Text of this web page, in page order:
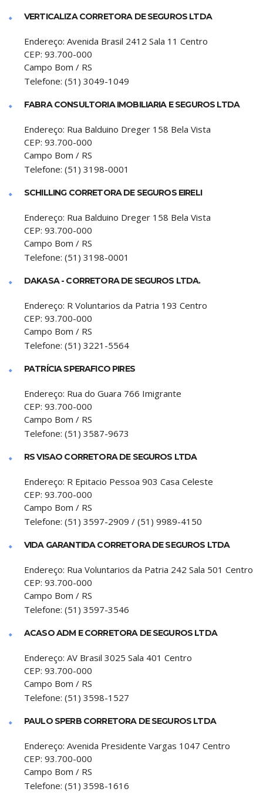
VERTICALIZA CORRETORA DE SEGUROS LTDA
Endereço: Avenida Brasil 2412 Sala 11 Centro
CEP: 93.700-000
Campo Bom / RS
Telefone: (51) 3049-1049
FABRA CONSULTORIA IMOBILIARIA E SEGUROS LTDA
Endereço: Rua Balduino Dreger 158 Bela Vista
CEP: 93.700-000
Campo Bom / RS
Telefone: (51) 3198-0001
SCHILLING CORRETORA DE SEGUROS EIRELI
Endereço: Rua Balduino Dreger 158 Bela Vista
CEP: 93.700-000
Campo Bom / RS
Telefone: (51) 3198-0001
DAKASA - CORRETORA DE SEGUROS LTDA.
Endereço: R Voluntarios da Patria 193 Centro
CEP: 93.700-000
Campo Bom / RS
Telefone: (51) 3221-5564
PATRÍCIA SPERAFICO PIRES
Endereço: Rua do Guara 766 Imigrante
CEP: 93.700-000
Campo Bom / RS
Telefone: (51) 3587-9673
RS VISAO CORRETORA DE SEGUROS LTDA
Endereço: R Epitacio Pessoa 903 Casa Celeste
CEP: 93.700-000
Campo Bom / RS
Telefone: (51) 3597-2909 / (51) 9989-4150
VIDA GARANTIDA CORRETORA DE SEGUROS LTDA
Endereço: Rua Voluntarios da Patria 242 Sala 501 Centro
CEP: 93.700-000
Campo Bom / RS
Telefone: (51) 3597-3546
ACASO ADM E CORRETORA DE SEGUROS LTDA
Endereço: AV Brasil 3025 Sala 401 Centro
CEP: 93.700-000
Campo Bom / RS
Telefone: (51) 3598-1527
PAULO SPERB CORRETORA DE SEGUROS LTDA
Endereço: Avenida Presidente Vargas 1047 Centro
CEP: 93.700-000
Campo Bom / RS
Telefone: (51) 3598-1616